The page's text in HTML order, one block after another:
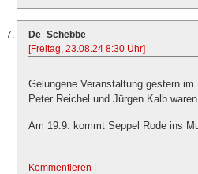
De_Schebbe
[Freitag, 23.08.24 8:30 Uhr]
Gelungene Veranstaltung gestern
Peter Reichel und Jürgen Kalb
Am 19.9. kommt Seppel Rode ins
Kommentieren |